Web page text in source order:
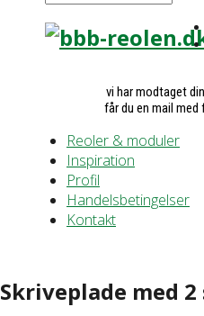
vi har modtaget
får du en mail
Reoler & moduler
Inspiration
Profil
Handelsbetingelser
Kontakt
Skriveplade med 2